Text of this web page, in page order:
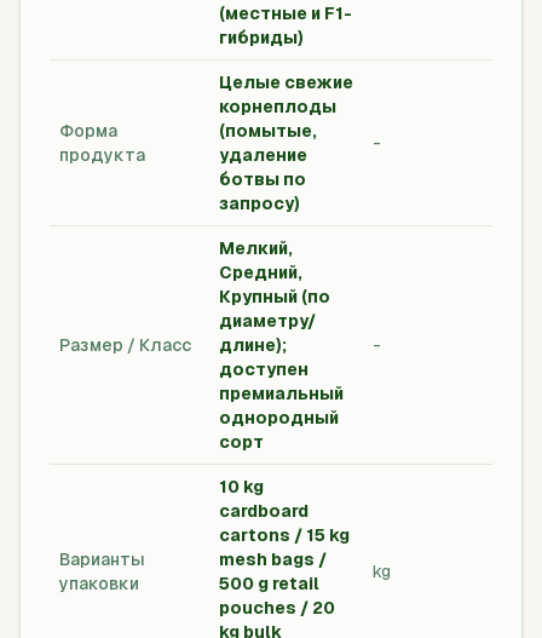
(местные и F1-
гибриды)
Форма
продукта
Целые свежие
корнеплоды
(помытые,
удаление
ботвы по
запросу)
-
Размер / Класс
Мелкий,
Средний,
Крупный (по
диаметру/
длине);
доступен
премиальный
однородный
сорт
-
Варианты
упаковки
10 kg
cardboard
cartons / 15 kg
mesh bags /
500 g retail
pouches / 20
kg bulk
kg